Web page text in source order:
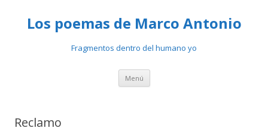
Los poemas de Marco Antonio
Fragmentos dentro del humano yo
Menú Ir
contenido
Reclamo